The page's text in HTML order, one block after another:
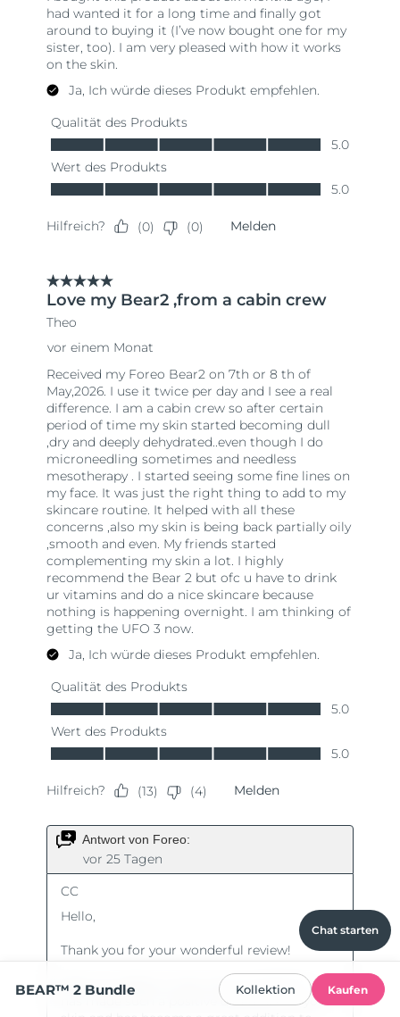
Chat starten
BEAR™ 2 Bundle Kollektion Kaufen